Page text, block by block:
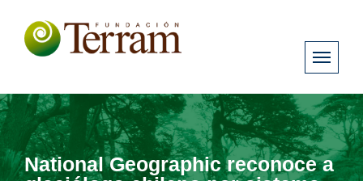
National Geographic reconoce a